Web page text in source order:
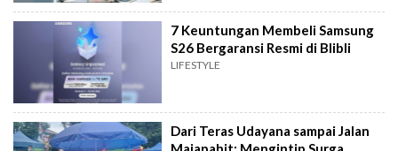
7 Keuntungan Membeli Samsung
S26 Bergaransi Resmi di Blibli
LIFESTYLE
Dari Teras Udayana sampai Jalan